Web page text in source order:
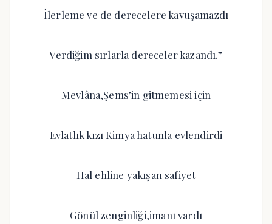
İlerleme ve de derecelere kavuşamazdı
Verdiğim sırlarla dereceler kazandı.”
Mevlâna,Şems’in gitmemesi için
Evlatlık kızı Kimya hatunla evlendirdi
Hal ehline yakışan safiyet
Gönül zenginliği,imanı vardı